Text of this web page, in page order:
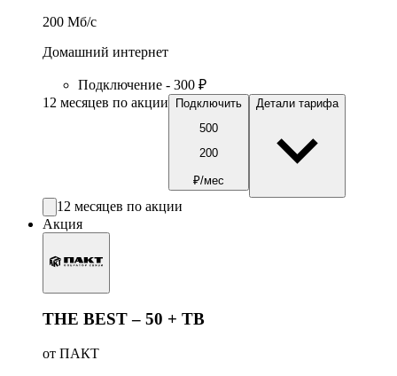
200 Мб/c
Домашний интернет
Подключение - 300 ₽
12 месяцев по акции
Подключить
500
200
₽/мес
Детали тарифа
12 месяцев по акции
Акция
THE BEST – 50 + ТВ
от ПАКТ